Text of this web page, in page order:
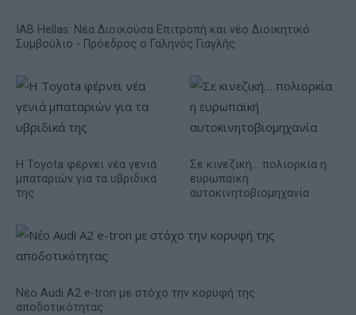
IAB Hellas: Νέα Διοικούσα Επιτροπή και νέο Διοικητικό
Συμβούλιο - Πρόεδρος ο Γαληνός Γιαγλής
Η Toyota φέρνει νέα γενιά
μπαταριών για τα υβριδικά
της
Σε κινεζική… πολιορκία η
ευρωπαϊκή
αυτοκινητοβιομηχανία
Νέο Audi A2 e-tron με στόχο την κορυφή της
αποδοτικότητας